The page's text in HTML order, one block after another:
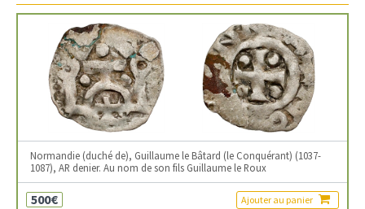
Normandie (duché de), Guillaume le Bâtard (le Conquérant) (1037-
1087), AR denier. Au nom de son fils Guillaume le Roux
500€ Ajouter au panier